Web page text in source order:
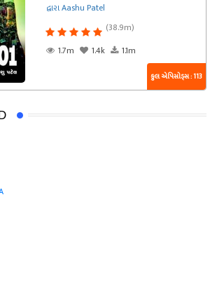
દ્વારા Aashu Patel
(38.9m)
1.7m
1.4k 1.1m
કુલ એપિસોડ્સ : 113